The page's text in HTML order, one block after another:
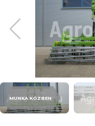
MUNKA KÖZBEN